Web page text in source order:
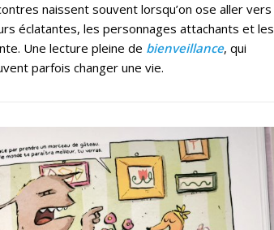
naissent souvent lorsqu’on ose aller vers
éclatantes, les personnages attachants et les
Une lecture pleine de bienveillance, qui
parfois changer une vie.